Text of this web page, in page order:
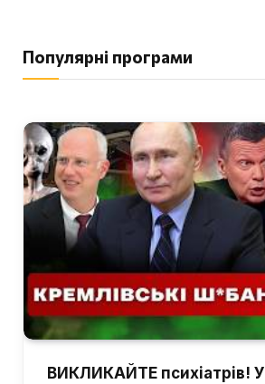
Популярні програми
ВИКЛИКАЙТЕ психіатрів! У